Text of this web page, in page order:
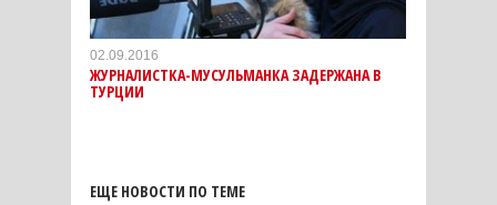
02.09.2016
ЖУРНАЛИСТКА-МУСУЛЬМАНКА ЗАДЕРЖАНА В
ТУРЦИИ
ЕЩЕ НОВОСТИ ПО ТЕМЕ